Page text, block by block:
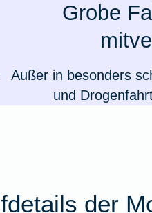
Grobe
Außer in besonders
und
der